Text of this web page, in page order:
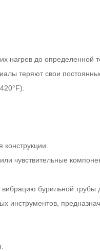
нагрев до определенной
теряют свои
чувствительные
бурильной трубы
инструментов,